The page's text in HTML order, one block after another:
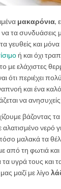
μακαρόνια,
να τα συνδυάσεις
γευθείς και
ή και όχι
με ελάχιστες
ότι περιέχει πολύ
και ένα
να
βάζοντας τα
νερό
μαλακά τα
από τη φωτιά
υγρά τους και
μαζί με λίγο